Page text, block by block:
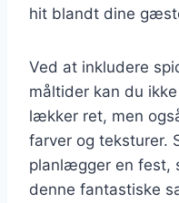
hit blandt dine
Ved at inkludere
måltider kan du
lækker ret, men
farver og teksturer.
planlægger en fest,
denne fantastiske